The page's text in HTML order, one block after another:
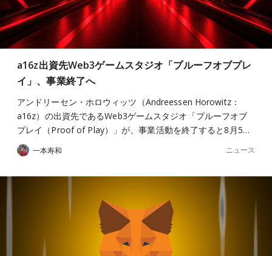
a16z出資先Web3ゲームスタジオ「プルーフオブプレ
イ」、事業終了へ
アンドリーセン・ホロウィッツ（Andreessen Horowitz：
a16z）の出資先であるWeb3ゲームスタジオ「プルーフオブ
プレイ（Proof of Play）」が、事業活動を終了すると8月5…
一本寿和 ニュース